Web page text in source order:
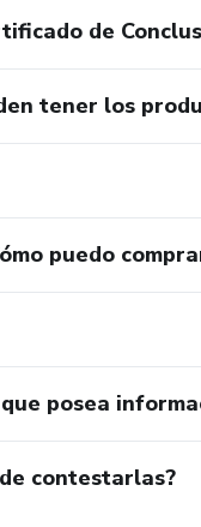
de
tener los
puedo
posea
contestarlas?